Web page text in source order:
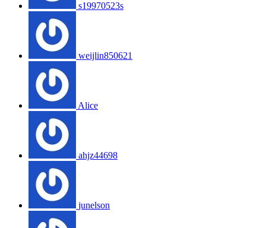
s19970523s
weijlin850621
Alice
ahjz44698
junelson